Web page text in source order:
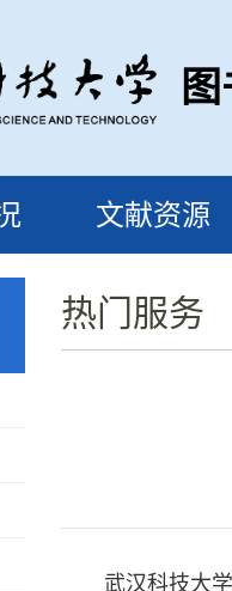
文献资源
热门服务
武汉科技大